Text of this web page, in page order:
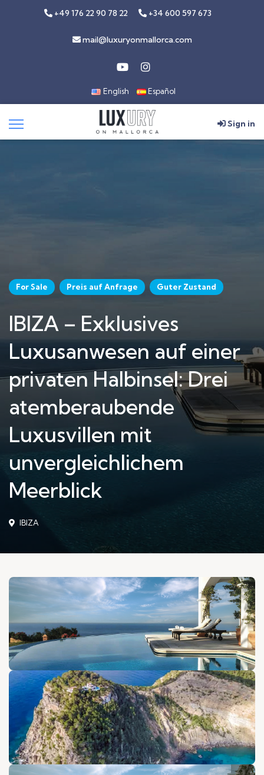
+49 176 22 90 78 22 +34 600 597 673
mail@luxuryonmallorca.com
English Español
Sign in
For Sale Preis auf Anfrage Guter Zustand
IBIZA – Exklusives
Luxusanwesen auf einer
privaten Halbinsel: Drei
atemberaubende
Luxusvillen mit
unvergleichlichem
Meerblick
IBIZA